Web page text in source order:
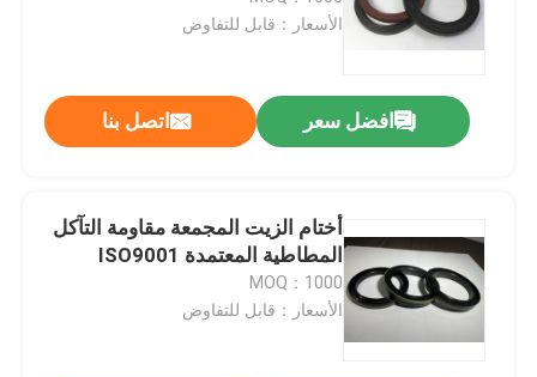
اتصل بنا
أخبار
حلقات مطاطية
حلقات NBR يا
الأسعار：قابل للتفاوض
افضل سعر اتصل بنا
أختام الزيت المجمعة مقاومة التآكل
المطاطية المعتمدة ISO9001
MOQ：1000
الأسعار：قابل للتفاوض